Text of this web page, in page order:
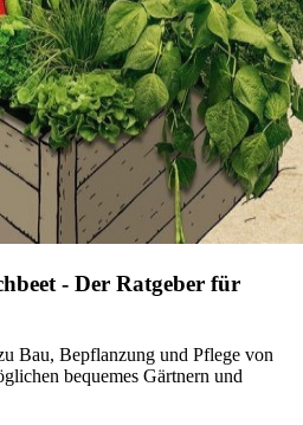
- Der Ratgeber für
Bau, Bepflanzung und Pflege von
bequemes Gärtnern und